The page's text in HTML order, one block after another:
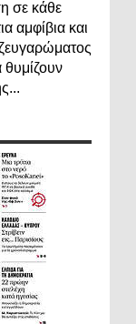
σε κάθε
αμφίβια και
ζευγαρώματος